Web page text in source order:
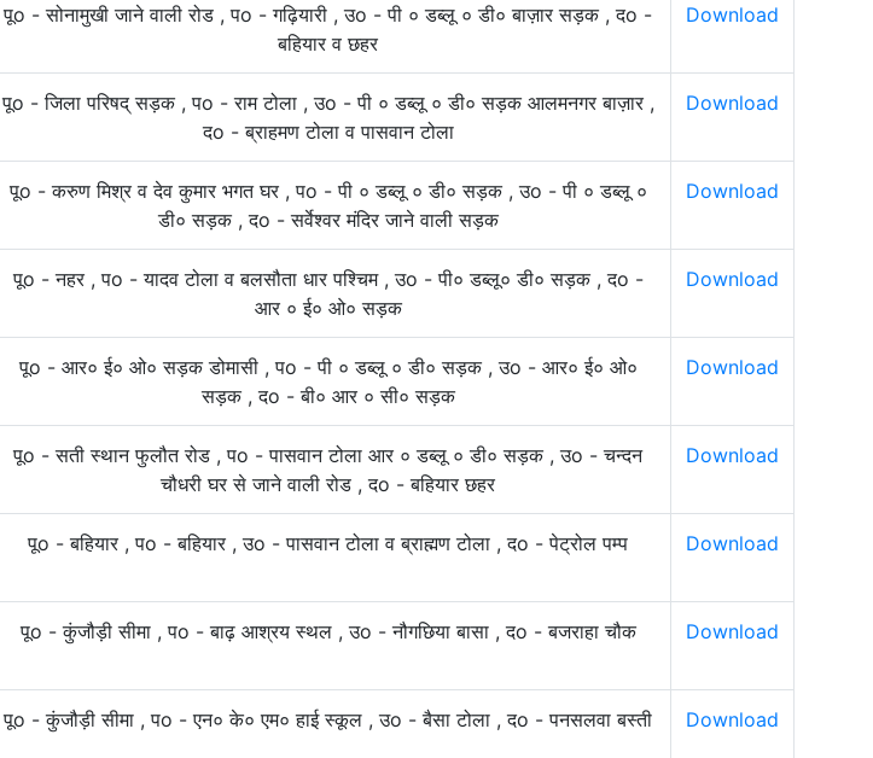
पूo - सोनामुखी जाने वाली रोड , पo - गढ़ियारी , उo - पी ० डब्लू ० डी० बाज़ार सड़क , दo -
बहियार व छहर
Download
पूo - जिला परिषद् सड़क , पo - राम टोला , उo - पी ० डब्लू ० डी० सड़क आलमनगर बाज़ार ,
दo - ब्राहमण टोला व पासवान टोला
Download
पूo - करुण मिश्र व देव कुमार भगत घर , पo - पी ० डब्लू ० डी० सड़क , उo - पी ० डब्लू ०
डी० सड़क , दo - सर्वेश्वर मंदिर जाने वाली सड़क
Download
पूo - नहर , पo - यादव टोला व बलसौता धार पश्चिम , उo - पी० डब्लू० डी० सड़क , दo -
आर ० ई० ओ० सड़क
Download
पूo - आर० ई० ओ० सड़क डोमासी , पo - पी ० डब्लू ० डी० सड़क , उo - आर० ई० ओ०
सड़क , दo - बी० आर ० सी० सड़क
Download
पूo - सती स्थान फुलौत रोड , पo - पासवान टोला आर ० डब्लू ० डी० सड़क , उo - चन्दन
चौधरी घर से जाने वाली रोड , दo - बहियार छहर
Download
पूo - बहियार , पo - बहियार , उo - पासवान टोला व ब्राह्मण टोला , दo - पेट्रोल पम्प Download
पूo - कुंजौड़ी सीमा , पo - बाढ़ आश्रय स्थल , उo - नौगछिया बासा , दo - बजराहा चौक Download
पूo - कुंजौड़ी सीमा , पo - एन० के० एम० हाई स्कूल , उo - बैसा टोला , दo - पनसलवा बस्ती Download